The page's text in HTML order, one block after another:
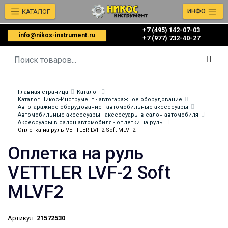
info@nikos-instrument.ru
+7 (495) 142-07-03
‎‎+7 (977) 732-40-27
КАТАЛОГ ИНФО
Главная страница
Каталог
Каталог Никос-Инструмент - автогаражное оборудование
Автогаражное оборудование - автомобильные аксессуары
Автомобильные аксессуары - аксессуары в салон автомобиля
Аксессуары в салон автомобиля - оплетки на руль
Оплетка на руль VETTLER LVF-2 Soft MLVF2
Оплетка на руль
VETTLER LVF-2 Soft
MLVF2
Артикул: 21572530